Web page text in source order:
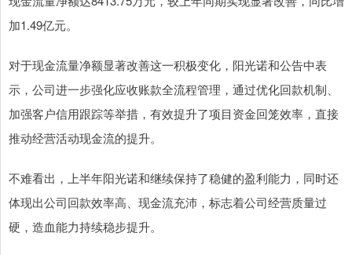
加1.49亿元。
对于现金流量净额显著改善这一积极变化，阳光诺和公告中表
示，公司进一步强化应收账款全流程管理，通过优化回款机制、
加强客户信用跟踪等举措，有效提升了项目资金回笼效率，直接
推动经营活动现金流的提升。
不难看出，上半年阳光诺和继续保持了稳健的盈利能力，同时还
体现出公司回款效率高、现金流充沛，标志着公司经营质量过
硬，造血能力持续稳步提升。